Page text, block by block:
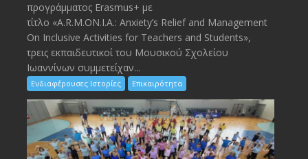
προγράμματος Erasmus+ με
τίτλο «A.R.M.ON.I.A.: Anxiety’s Relief and Management
On Inclusive Activities for Teachers and Students»,
τρεις εκπαιδευτικοί του Μουσικού Σχολείου
Ιωαννίνων συμμετείχαν...
Ενδιαφέρουσες Ιστορίες Επικαιρότητα